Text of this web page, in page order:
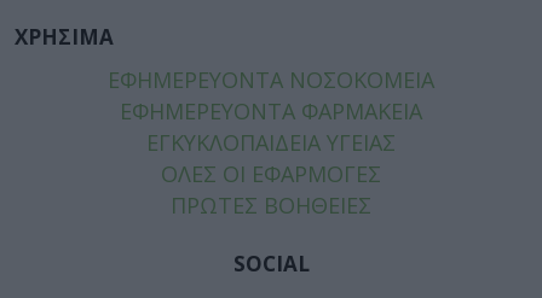
ΧΡΗΣΙΜΑ
ΕΦΗΜΕΡΕΥΟΝΤΑ ΝΟΣΟΚΟΜΕΙΑ
ΕΦΗΜΕΡΕΥΟΝΤΑ ΦΑΡΜΑΚΕΙΑ
ΕΓΚΥΚΛΟΠΑΙΔΕΙΑ ΥΓΕΙΑΣ
ΟΛΕΣ ΟΙ ΕΦΑΡΜΟΓΕΣ
ΠΡΩΤΕΣ ΒΟΗΘΕΙΕΣ
SOCIAL